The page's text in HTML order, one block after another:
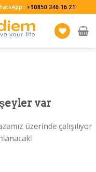
: +90850 346 16 21
var
üzerinde çalışılıyor